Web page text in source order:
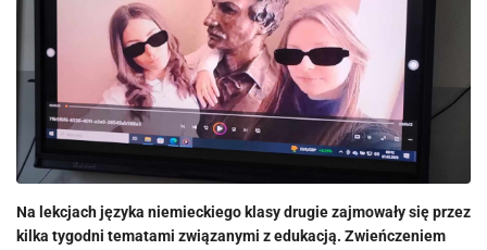
Na lekcjach języka niemieckiego klasy drugie zajmowały się przez
kilka tygodni tematami związanymi z edukacją. Zwieńczeniem